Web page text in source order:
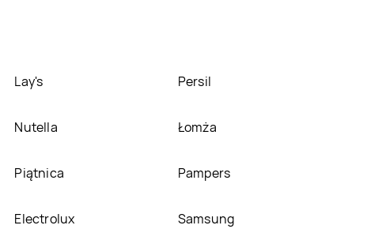
Lay's Persil
Nutella Łomża
Piątnica Pampers
Electrolux Samsung